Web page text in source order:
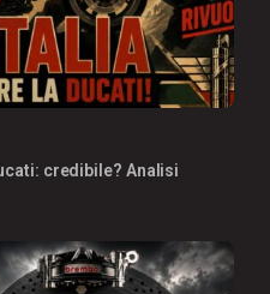
credibile? Analisi